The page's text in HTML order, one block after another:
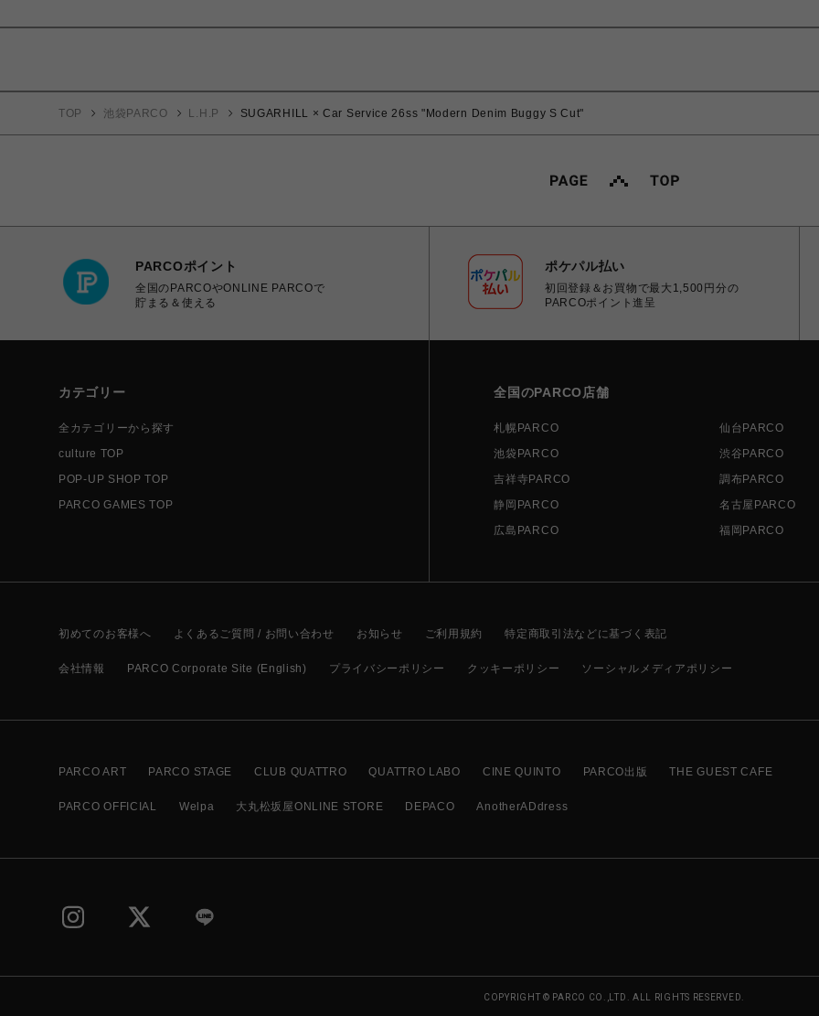
TOP 池袋PARCO L.H.P SUGARHILL × Car Service 26ss "Modern Denim Buggy S Cut"
PARCOポイント
全国のPARCOやONLINE PARCOで
貯まる＆使える
ポケパル払い
初回登録＆お買物で最大1,500円分の
PARCOポイント進呈
カテゴリー
全カテゴリーから探す
culture TOP
POP-UP SHOP TOP
PARCO GAMES TOP
全国のPARCO店舗
札幌PARCO 仙台PARCO
池袋PARCO
渋谷PARCO
吉祥寺PARCO
調布PARCO
静岡PARCO
名古屋PARCO
広島PARCO
福岡PARCO
初めてのお客様へ よくあるご質問 / お問い合わせ お知らせ ご利用規約 特定商取引法などに基づく表記
会社情報 PARCO Corporate Site (English) プライバシーポリシー クッキーポリシー ソーシャルメディアポリシー
PARCO ART PARCO STAGE CLUB QUATTRO QUATTRO LABO CINE QUINTO PARCO出版 THE GUEST CAFE
PARCO OFFICIAL Welpa 大丸松坂屋ONLINE STORE DEPACO AnotherADdress
COPYRIGHT © PARCO CO.,LTD. ALL RIGHTS RESERVED.